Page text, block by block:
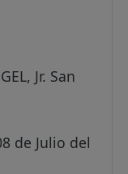
Jr. San
de Julio del